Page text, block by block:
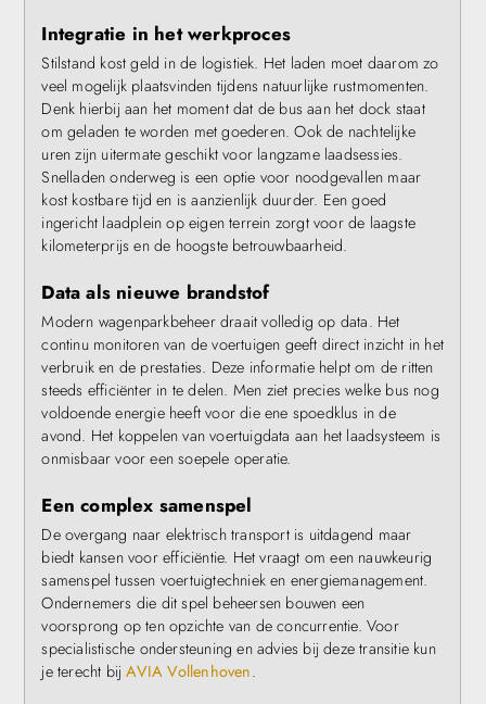
Integratie in het werkproces
Stilstand kost geld in de logistiek. Het laden moet daarom zo
veel mogelijk plaatsvinden tijdens natuurlijke rustmomenten.
Denk hierbij aan het moment dat de bus aan het dock staat
om geladen te worden met goederen. Ook de nachtelijke
uren zijn uitermate geschikt voor langzame laadsessies.
Snelladen onderweg is een optie voor noodgevallen maar
kost kostbare tijd en is aanzienlijk duurder. Een goed
ingericht laadplein op eigen terrein zorgt voor de laagste
kilometerprijs en de hoogste betrouwbaarheid.
Data als nieuwe brandstof
Modern wagenparkbeheer draait volledig op data. Het
continu monitoren van de voertuigen geeft direct inzicht in het
verbruik en de prestaties. Deze informatie helpt om de ritten
steeds efficiënter in te delen. Men ziet precies welke bus nog
voldoende energie heeft voor die ene spoedklus in de
avond. Het koppelen van voertuigdata aan het laadsysteem is
onmisbaar voor een soepele operatie.
Een complex samenspel
De overgang naar elektrisch transport is uitdagend maar
biedt kansen voor efficiëntie. Het vraagt om een nauwkeurig
samenspel tussen voertuigtechniek en energiemanagement.
Ondernemers die dit spel beheersen bouwen een
voorsprong op ten opzichte van de concurrentie. Voor
specialistische ondersteuning en advies bij deze transitie kun
je terecht bijAVIA Vollenhoven.